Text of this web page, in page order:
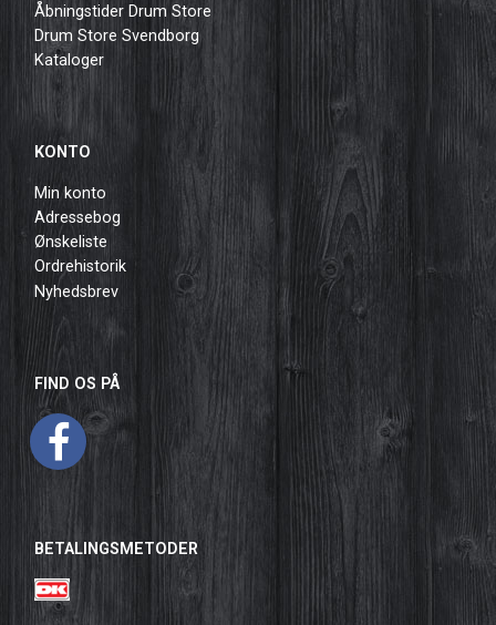
Åbningstider Drum Store
Drum Store Svendborg
Kataloger
KONTO
Min konto
Adressebog
Ønskeliste
Ordrehistorik
Nyhedsbrev
FIND OS PÅ
BETALINGSMETODER